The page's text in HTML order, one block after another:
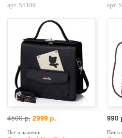
арт. 55189
арт.
4500 р. 2999 р.
Нет в наличии
990
Нет в